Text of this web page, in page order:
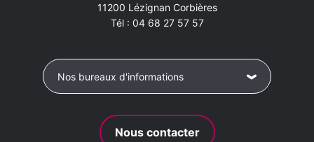
11200 Lézignan Corbières
Tél : 04 68 27 57 57
Nos bureaux d'informations
Nous contacter